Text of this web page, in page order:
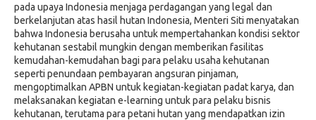
pada upaya Indonesia menjaga perdagangan yang legal dan
berkelanjutan atas hasil hutan Indonesia, Menteri Siti menyatakan
bahwa Indonesia berusaha untuk mempertahankan kondisi sektor
kehutanan sestabil mungkin dengan memberikan fasilitas
kemudahan-kemudahan bagi para pelaku usaha kehutanan
seperti penundaan pembayaran angsuran pinjaman,
mengoptimalkan APBN untuk kegiatan-kegiatan padat karya, dan
melaksanakan kegiatan e-learning untuk para pelaku bisnis
kehutanan, terutama para petani hutan yang mendapatkan izin